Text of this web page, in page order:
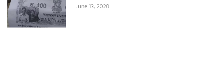
June 13, 2020